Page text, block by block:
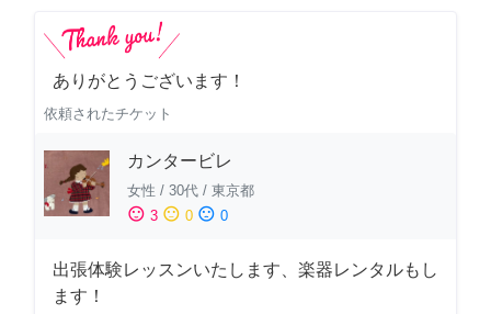
ありがとうございます！
依頼されたチケット
カンタービレ
女性 / 30代 / 東京都
sentiment_satisfied 3 sentiment_neutral 0 sentiment_dissatisfied 0
出張体験レッスンいたします、楽器レンタルもし
ます！